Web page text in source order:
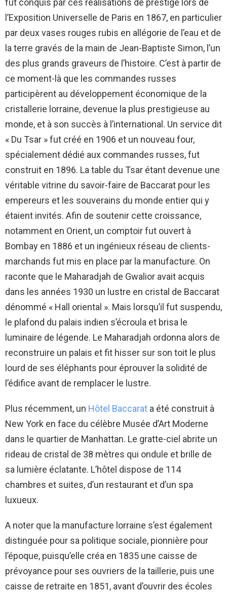
fût conquis par ces réalisations de prestige lors de
l’Exposition Universelle de Paris en 1867, en particulier
par deux vases rouges rubis en allégorie de l’eau et de
la terre gravés de la main de Jean-Baptiste Simon, l’un
des plus grands graveurs de l’histoire. C’est à partir de
ce moment-là que les commandes russes
participèrent au développement économique de la
cristallerie lorraine, devenue la plus prestigieuse au
monde, et à son succès à l’international. Un service dit
« Du Tsar » fut créé en 1906 et un nouveau four,
spécialement dédié aux commandes russes, fut
construit en 1896. La table du Tsar étant devenue une
véritable vitrine du savoir-faire de Baccarat pour les
empereurs et les souverains du monde entier qui y
étaient invités. Afin de soutenir cette croissance,
notamment en Orient, un comptoir fut ouvert à
Bombay en 1886 et un ingénieux réseau de clients-
marchands fut mis en place par la manufacture. On
raconte que le Maharadjah de Gwalior avait acquis
dans les années 1930 un lustre en cristal de Baccarat
dénommé « Hall oriental ». Mais lorsqu’il fut suspendu,
le plafond du palais indien s’écroula et brisa le
luminaire de légende. Le Maharadjah ordonna alors de
reconstruire un palais et fit hisser sur son toit le plus
lourd de ses éléphants pour éprouver la solidité de
l’édifice avant de remplacer le lustre.
Plus récemment, un Hôtel Baccarat a été construit à
New York en face du célèbre Musée d’Art Moderne
dans le quartier de Manhattan. Le gratte-ciel abrite un
rideau de cristal de 38 mètres qui ondule et brille de
sa lumière éclatante. L’hôtel dispose de 114
chambres et suites, d’un restaurant et d’un spa
luxueux.
A noter que la manufacture lorraine s’est également
distinguée pour sa politique sociale, pionnière pour
l’époque, puisqu’elle créa en 1835 une caisse de
prévoyance pour ses ouvriers de la taillerie, puis une
caisse de retraite en 1851, avant d’ouvrir des écoles